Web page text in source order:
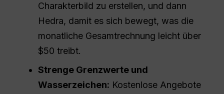
Charakterbild zu erstellen, und dann
Hedra, damit es sich bewegt, was die
monatliche Gesamtrechnung leicht über
$50 treibt.
Strenge Grenzwerte und
Wasserzeichen: Kostenlose Angebote